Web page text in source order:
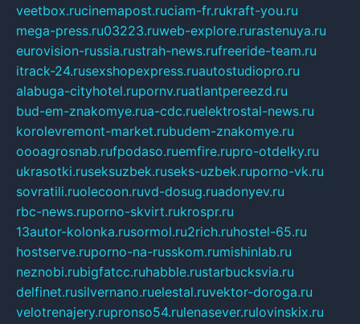
veetbox.rucinemapost.ruciam-fr.rukraft-you.ru
mega-press.ru03223.ruweb-explore.rurastenuya.ru
eurovision-russia.rustrah-news.rufreeride-team.ru
itrack-24.rusexshopexpress.ruautostudiopro.ru
alabuga-cityhotel.rupornv.ruatlantpereezd.ru
bud-em-znakomye.rua-cdc.ruelektrostal-news.ru
korolevremont-market.rubudem-znakomye.ru
oooagrosnab.rufpodaso.ruemfire.rupro-otdelky.ru
ukrasotki.ruseksuzbek.ruseks-uzbek.ruporno-vk.ru
sovratili.ruolecoon.ruvd-dosug.ruadonyev.ru
rbc-news.ruporno-skvirt.rukrospr.ru
13autor-kolonka.rusormol.ru2rich.ruhostel-65.ru
hostserve.ruporno-na-russkom.rumishinlab.ru
neznobi.rubigfatcc.ruhabble.rustarbucksvia.ru
delfinet.rusilvernano.ruelestal.ruvektor-doroga.ru
velotrenajery.rupronso54.rulenasever.rulovinskix.ru